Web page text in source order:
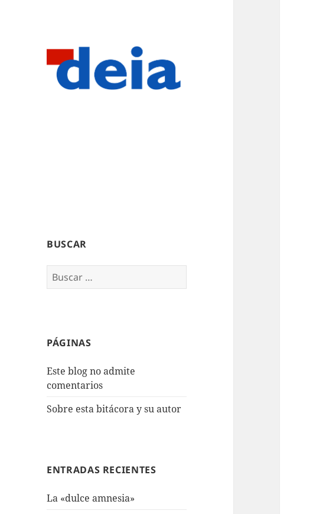
BUSCAR
Buscar:
PÁGINAS
Este blog no admite
comentarios
Sobre esta bitácora y su autor
ENTRADAS RECIENTES
La «dulce amnesia»